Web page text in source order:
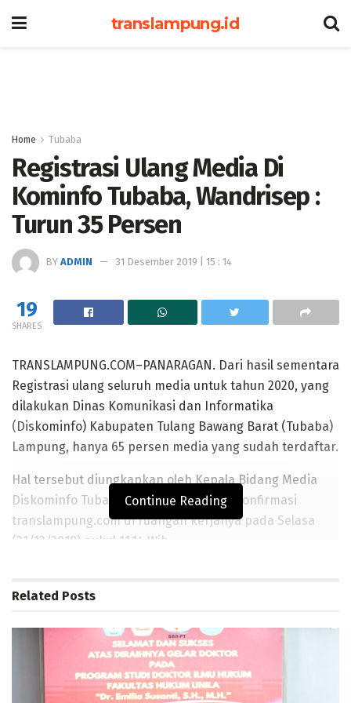
translampung.id
Home Tubaba
Registrasi Ulang Media Di
Kominfo Tubaba, Wandrisep :
Turun 35 Persen
BY ADMIN 31 Desember 2019 | 15 : 14
19
SHARES
TRANSLAMPUNG.COM–PANARAGAN. Dari hasil sementara
Registrasi ulang seluruh media untuk tahun 2020, yang
dilakukan Dinas Komunikasi dan Informatika
(Diskominfo) Kabupaten Tulang Bawang Barat (Tubaba)
Lampung, hanya 65 persen media yang sudah terdaftar.
Hal tersebut diungkapkan oleh Kepala Bidang Media
Diskominfo Tubaba Wandrisep, saat dikonfirmasi
translampung.com di ruangan kerjanya pada Selasa
(31/12/2019) pukul 11.14 Wib.
BACA JUGA
Susanti resmi Menyandang Gelar Doktor.
Dukung Program Tubaba Cerdas, Perpustakaan Tubaba
Lakukan Pelayanan Keliling
Continue Reading
Related Posts